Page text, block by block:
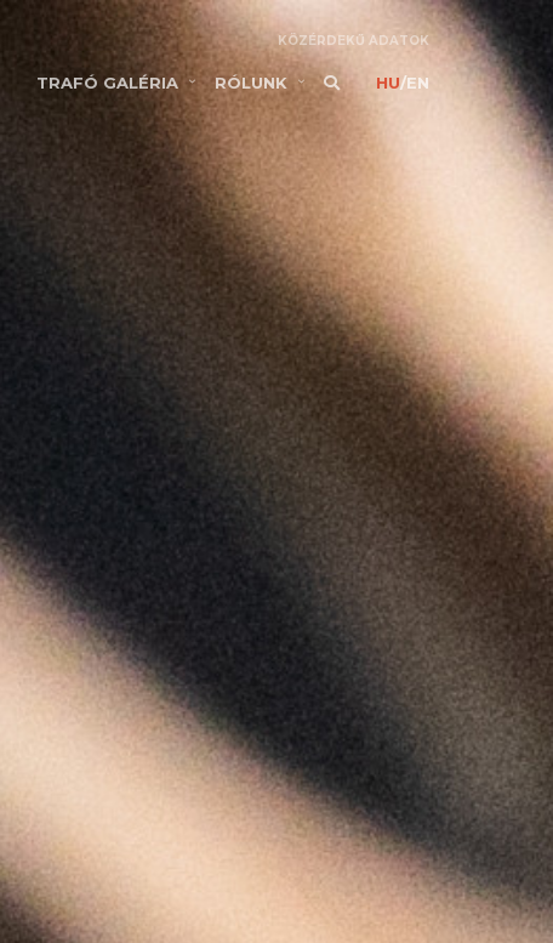
KÖZÉRDEKŰ ADATOK
TRAFÓ GALÉRIA RÓLUNK HU/EN